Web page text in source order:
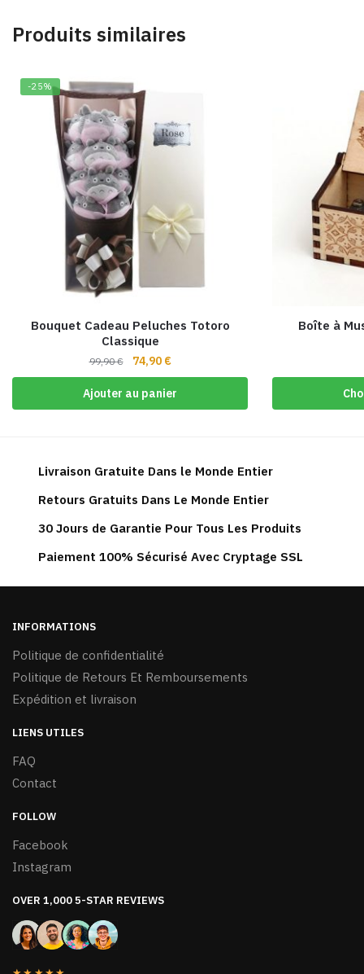
Produits similaires
-25%
Bouquet Cadeau Peluches Totoro
Classique
99,90€
Le
prix
initial
était :
74,90 €Le
prix
actuel
est :
Ajouter au panier
Boîte à
Livraison Gratuite Dans le Monde Entier
Retours Gratuits Dans Le Monde Entier
30 Jours de Garantie Pour Tous Les Produits
Paiement 100% Sécurisé Avec Cryptage SSL
INFORMATIONS
Politique de confidentialité
Politique de Retours Et Remboursements
Expédition et livraison
LIENS UTILES
FAQ
Contact
FOLLOW
Facebook
Instagram
OVER 1,000 5-STAR REVIEWS